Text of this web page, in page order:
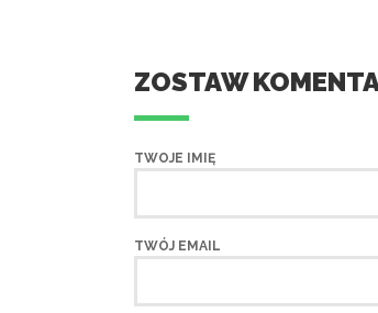
ZOSTAW
TWOJE IMIĘ
TWÓJ EMAIL